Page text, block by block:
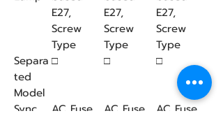
E27,
Screw
Type
E27,
Screw
Type
E27,
Screw
Type
Separa
ted
Model
□ □ □
Sync
AC Fuse AC Fuse AC Fuse